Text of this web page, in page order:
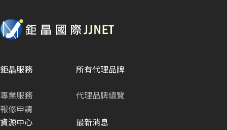
鉅晶服務
專業服務
報修申請
所有代理品牌
代理品牌總覽
資源中心
最新消息